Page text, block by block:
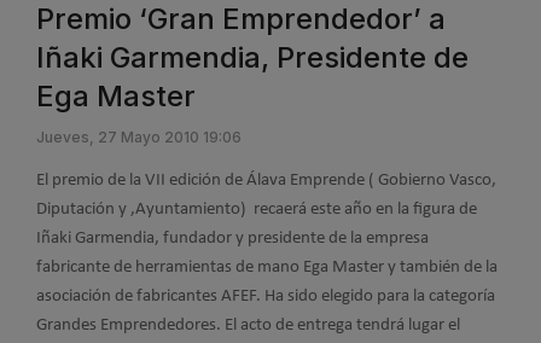
Premio ‘Gran Emprendedor’ a
Iñaki Garmendia, Presidente de
Ega Master
Jueves, 27 Mayo 2010 19:06
El premio de la VII edición de Álava Emprende ( Gobierno Vasco,
Diputación y ,Ayuntamiento) recaerá este año en la figura de
Iñaki Garmendia, fundador y presidente de la empresa
fabricante de herramientas de mano Ega Master y también de la
asociación de fabricantes AFEF. Ha sido elegido para la categoría
Grandes Emprendedores. El acto de entrega tendrá lugar el